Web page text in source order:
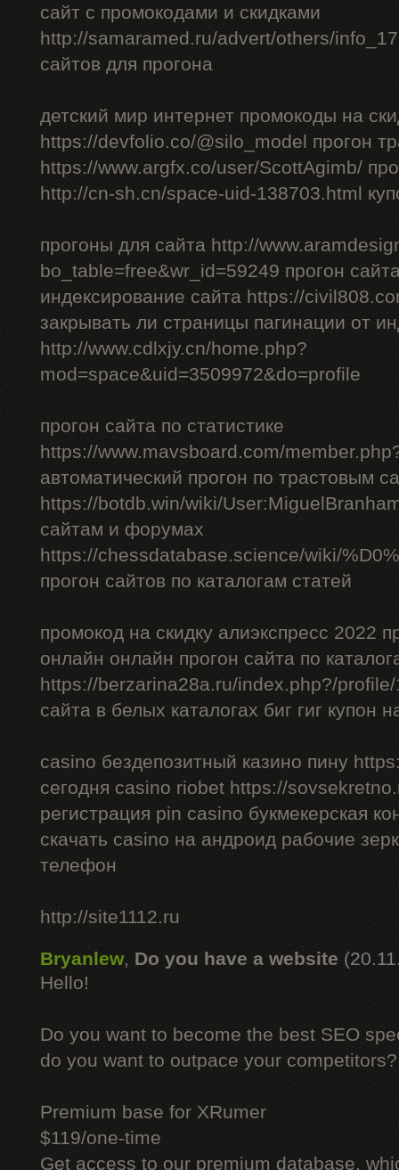
сайт с промокодами и скидками
http://samaramed.ru/advert/others/
сайтов для прогона
детский мир интернет промокоды на
https://devfolio.co/@silo_model прогон
https://www.argfx.co/user/ScottAgimb/
http://cn-sh.cn/space-uid-138703.html
прогоны для сайта http://
bo_table=free&wr_id=59249 прогон
индексирование сайта https://
закрывать ли страницы пагинации от
http://www.cdlxjy.cn/home.php?
mod=space&uid=3509972&do=profile
прогон сайта по статистике
https://www.mavsboard.com/
автоматический прогон по трастовым
https://botdb.win/wiki/
сайтам и форумах
https://chessdatabase.science/wiki/
прогон сайтов по каталогам статей
промокод на скидку алиэкспресс 2022
онлайн онлайн прогон сайта по
https://berzarina28a.ru/index.php?/
сайта в белых каталогах биг гиг купон
casino бездепозитный казино пину
сегодня casino riobet https://
регистрация pin casino букмекерская
скачать casino на андроид рабочие
телефон
http://site1112.ru
Bryanlew, Do you have a website
Hello!
Do you want to become the best SEO
do you want to outpace your competitors?
Premium base for XRumer
$119/one-time
Get access to our premium database,